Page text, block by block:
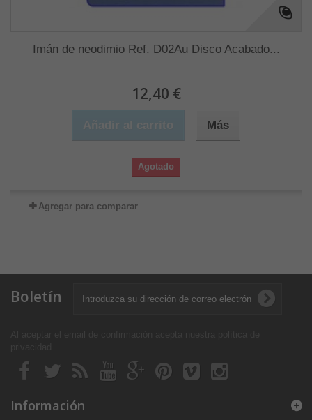
Imán de neodimio Ref. D02Au Disco Acabado...
12,40 €
Más
Agotado
Agregar para comparar
Boletín
Información